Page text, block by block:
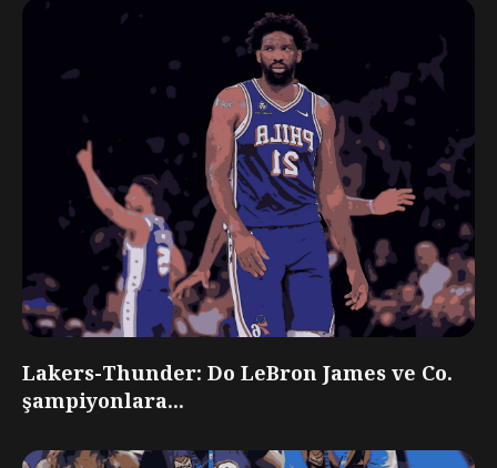
Lakers-Thunder: Do LeBron James ve Co.
şampiyonlara...